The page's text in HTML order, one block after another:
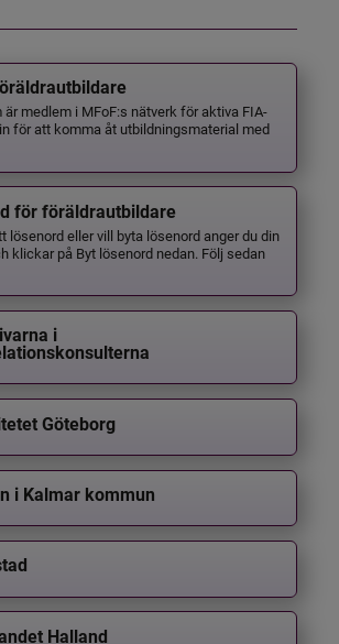
är medlem i MFoF:s nätverk för aktiva FIA-
för att komma åt utbildningsmaterial med
för föräldrautbildare
lösenord eller vill byta lösenord anger du din
klickar på Byt lösenord nedan. Följ sedan
i
Göteborg
i Kalmar kommun
Halland